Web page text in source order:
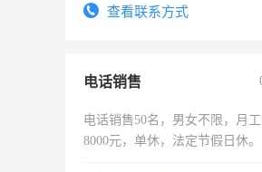
太太等。查看联系方式
电话销售
电话销售50名，男女不限，月工
8000元，单休，法定节假日休。